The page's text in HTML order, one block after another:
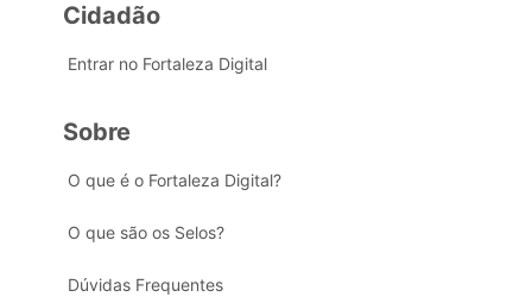
Cidadão
Entrar no Fortaleza Digital
Sobre
O que é o Fortaleza Digital?
O que são os Selos?
Dúvidas Frequentes